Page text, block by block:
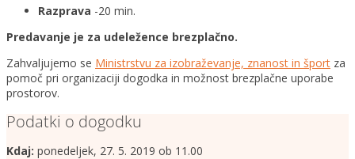
Razprava -20 min.
Predavanje je za udeležence brezplačno.
Zahvaljujemo se Ministrstvu za izobraževanje, znanost in šport za
pomoč pri organizaciji dogodka in možnost brezplačne uporabe
prostorov.
Podatki o dogodku
Kdaj: ponedeljek, 27. 5. 2019 ob 11.00